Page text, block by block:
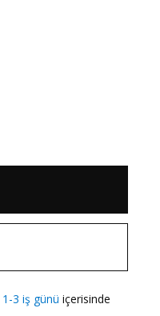
1-3 iş günü içerisinde